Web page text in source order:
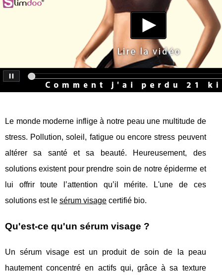
Le monde moderne inflige à notre peau une multitude de
stress. Pollution, soleil, fatigue ou encore stress peuvent
altérer sa santé et sa beauté. Heureusement, des
solutions existent pour prendre soin de notre épiderme et
lui offrir toute l’attention qu’il mérite. L'une de ces
solutions est le sérum visage certifié bio.
Qu'est-ce qu'un sérum visage ?
Un sérum visage est un produit de soin de la peau
hautement concentré en actifs qui, grâce à sa texture